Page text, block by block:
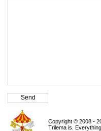
Copyright © 2008 -
Trilema is.